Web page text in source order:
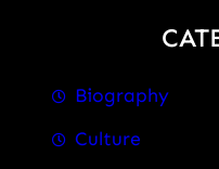
Biography
Culture